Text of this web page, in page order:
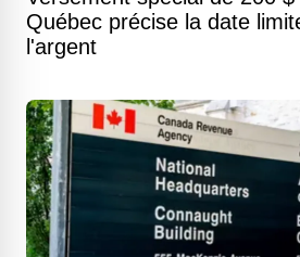
Québec précise la date
l'argent